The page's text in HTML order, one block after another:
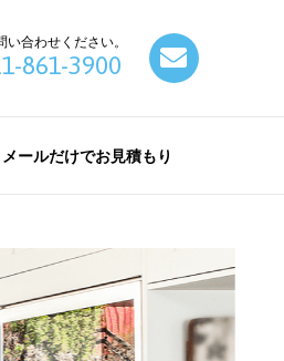
い合わせください。
861-3900
メールだけでお見積もり